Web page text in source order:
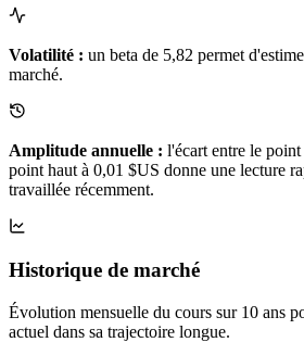
Volatilité : un beta de 5,82 permet
marché.
Amplitude annuelle : l'écart entre le
point haut à 0,01 $US donne une lecture
travaillée récemment.
Historique de marché
Évolution mensuelle du cours sur 10 ans
actuel dans sa trajectoire longue.